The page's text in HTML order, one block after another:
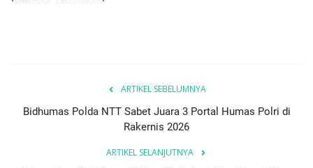
ARTIKEL SEBELUMNYA
Bidhumas Polda NTT Sabet Juara 3 Portal Humas Polri di
Rakernis 2026
ARTIKEL SELANJUTNYA